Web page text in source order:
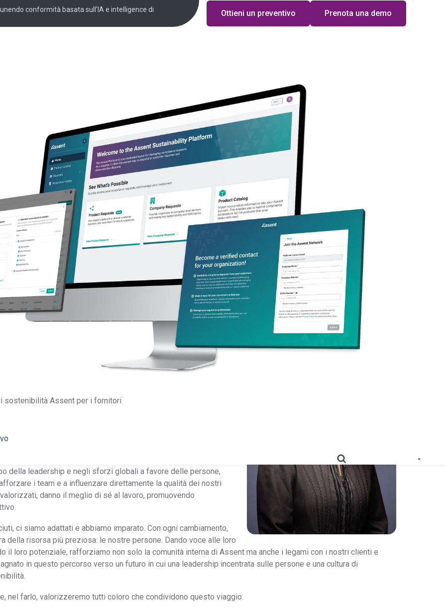
conformità basata sull'IA e intelligence di Ottieni un preventivo Prenota una demo
Conformità del prodotto
Scopri le nostre soluzioni per ottenere dalla tua catena di approvvigionamento dati standardizzati, convalidati e
utilizzabili sulla conformità dei prodotti.Scopri le nostre soluzioni
REACH
La trasparenza della catena di approvvigionamento
necessaria per la conformità.
RoHS
Mappa in profondità la tua catena di
TSCA
Migliora la crescita con la nostra soluzione di
conformità TSCA.
PropScopri i dati della catena di approvvigionamento per
Identifica i PFAS nella tua catena di approvvigionamento
sostenibilità Assent per i fornitori
che comprende le nostre iniziative in campo
profonda
Responsabile delle Risorse Umane e delle
è incentrata sulle persone: la loro crescita, il loro benessere e il
Our People” (Valorizziamo il nostro capitale umano), abbiamo
78,5 % e abbiamo incrementato in modo significativo il
della leadership e negli sforzi globali a favore delle persone,
i team e a influenzare direttamente la qualità dei nostri
danno il meglio di sé al lavoro, promuovendo
ci siamo adattati e abbiamo imparato. Con ogni cambiamento,
della risorsa più preziosa: le nostre persone. Dando voce alle loro
il loro potenziale, rafforziamo non solo la comunità interna di Assent ma anche i legami con i nostri clienti e
in questo percorso verso un futuro in cui una leadership incentrata sulle persone e una cultura di
nel farlo, valorizzeremo tutti coloro che condividono questo viaggio.